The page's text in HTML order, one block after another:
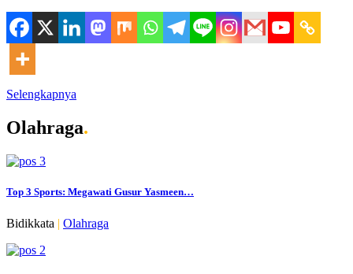
Selengkapnya
Olahraga.
Top 3 Sports: Megawati Gusur Yasmeen…
Bidikkata | Olahraga